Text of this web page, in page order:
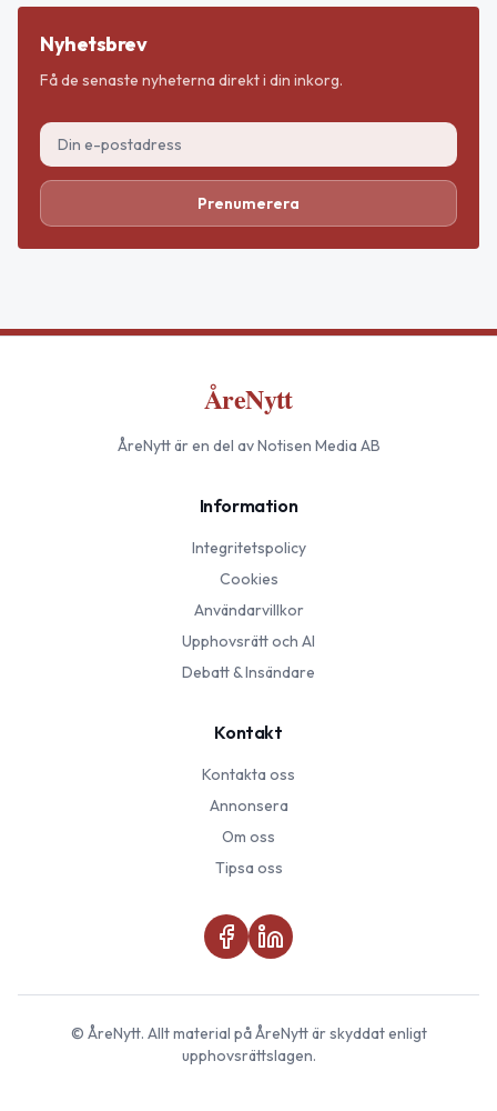
Nyhetsbrev
Få de senaste nyheterna direkt i din inkorg.
Prenumerera
ÅreNytt
ÅreNyttär en del av Notisen Media AB
Information
Integritetspolicy
Cookies
Användarvillkor
Upphovsrätt och AI
Debatt & Insändare
Kontakt
Kontakta oss
Annonsera
Om oss
Tipsa oss
© ÅreNytt. Allt material påÅreNyttär skyddat enligt
upphovsrättslagen.